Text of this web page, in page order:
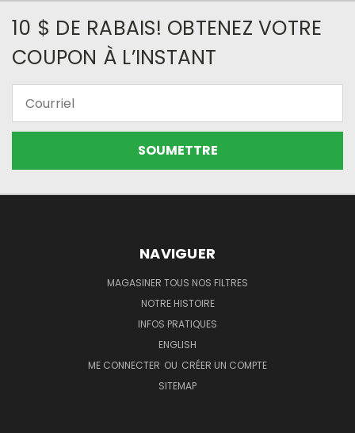
10 $ DE RABAIS! OBTENEZ VOTRE
COUPON À L’INSTANT
NAVIGUER
MAGASINER TOUS NOS FILTRES
NOTRE HISTOIRE
INFOS PRATIQUES
ENGLISH
ME CONNECTER OU CRÉER UN COMPTE
SITEMAP